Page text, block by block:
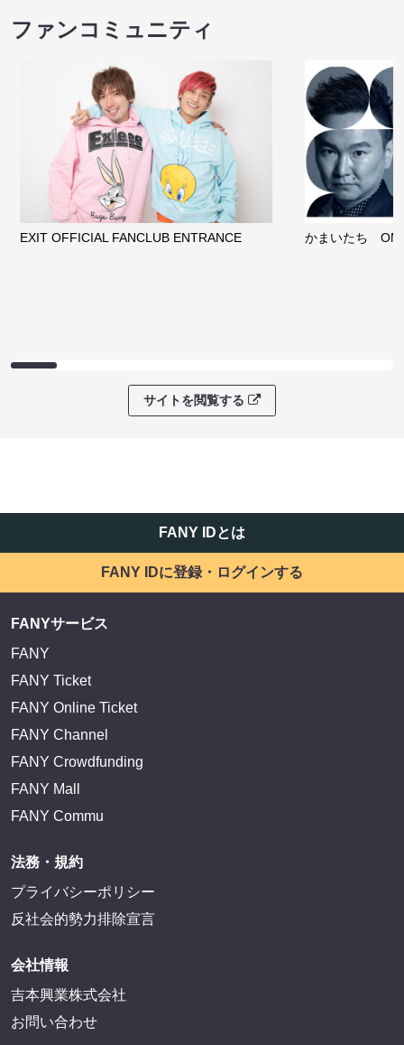
ファンコミュニティ
EXIT OFFICIAL FANCLUB ENTRANCE かまいたち
サイトを閲覧する
FANY IDとは
FANY IDに登録・ログインする
FANYサービス
FANY
FANY Ticket
FANY Online Ticket
FANY Channel
FANY Crowdfunding
FANY Mall
FANY Commu
法務・規約
プライバシーポリシー
反社会的勢力排除宣言
会社情報
吉本興業株式会社
お問い合わせ